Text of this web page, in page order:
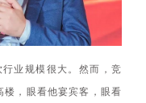
业规模很大。然而，竞
楼，眼看他宴宾客，眼看